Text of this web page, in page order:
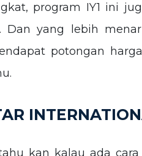
program IY1 ini
Dan yang lebih
potongan
kan kalau ada